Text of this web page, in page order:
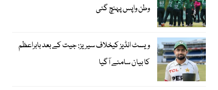
وطن واپس پہنچ گئی
ویسٹ انڈیز کیخلاف سیریز: جیت کے بعد بابراعظم
کا بیان سامنے آگیا